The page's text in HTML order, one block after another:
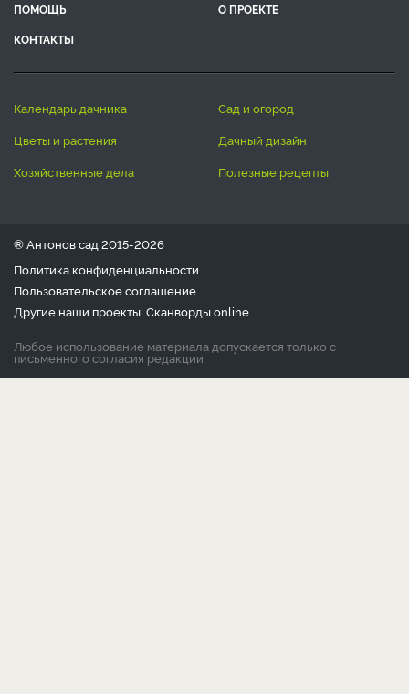
ПОМОЩЬ
О ПРОЕКТЕ
КОНТАКТЫ
календарь дачника
сад и огород
цветы и растения
дачный дизайн
хозяйственные дела
полезные рецепты
® Антонов сад 2015-2026
Политика конфиденциальности
Пользовательское соглашение
Другие наши проекты: Сканвордыonline
Любое использование материала допускается только с
письменного согласия редакции